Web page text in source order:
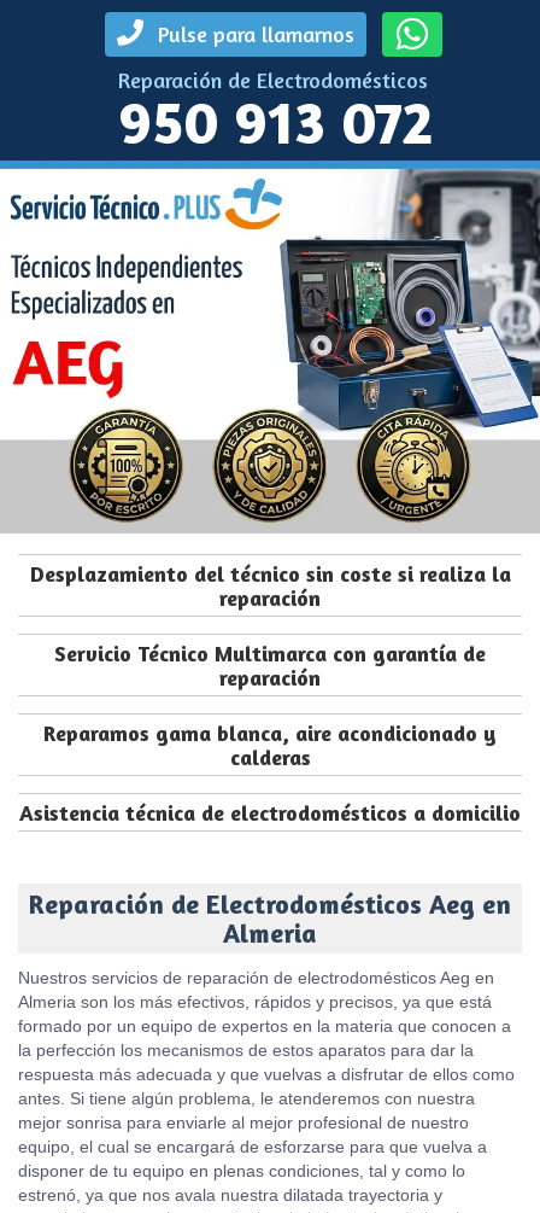
Pulse para llamarnos
Reparación de Electrodomésticos
950 913 072
Desplazamiento del técnico sin coste si realiza la
reparación
Servicio Técnico Multimarca con garantía de
reparación
Reparamos gama blanca, aire acondicionado y
calderas
Asistencia técnica de electrodomésticos a domicilio
Reparación de Electrodomésticos Aeg en
Almeria
Nuestros servicios de reparación de electrodomésticos Aeg en
Almeria son los más efectivos, rápidos y precisos, ya que está
formado por un equipo de expertos en la materia que conocen a
la perfección los mecanismos de estos aparatos para dar la
respuesta más adecuada y que vuelvas a disfrutar de ellos como
antes. Si tiene algún problema, le atenderemos con nuestra
mejor sonrisa para enviarle al mejor profesional de nuestro
equipo, el cual se encargará de esforzarse para que vuelva a
disponer de tu equipo en plenas condiciones, tal y como lo
estrenó, ya que nos avala nuestra dilatada trayectoria y